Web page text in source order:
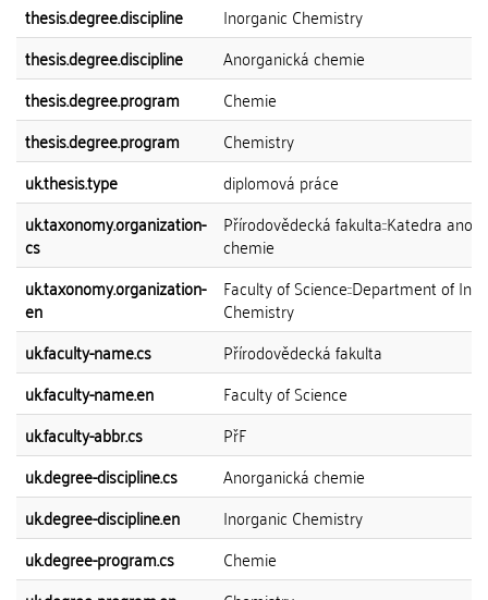
thesis.degree.discipline
Inorganic Chemistry
thesis.degree.discipline
Anorganická chemie
thesis.degree.program
Chemie
thesis.degree.program
Chemistry
uk.thesis.type
diplomová práce
uk.taxonomy.organization-
cs
Přírodovědecká fakulta::Katedra
chemie
uk.taxonomy.organization-
en
Faculty of Science::Department of
Chemistry
uk.faculty-name.cs
Přírodovědecká fakulta
uk.faculty-name.en
Faculty of Science
uk.faculty-abbr.cs
PřF
uk.degree-discipline.cs
Anorganická chemie
uk.degree-discipline.en
Inorganic Chemistry
uk.degree-program.cs
Chemie